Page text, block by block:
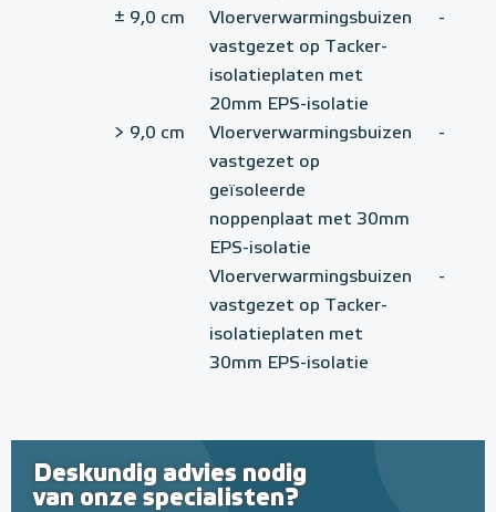
± 9,0 cm
Vloerverwarmingsbuizen
vastgezet op Tacker-
isolatieplaten met
20mm EPS-isolatie
-
> 9,0 cm
Vloerverwarmingsbuizen
vastgezet op
geïsoleerde
noppenplaat met 30mm
EPS-isolatie
-
Vloerverwarmingsbuizen
vastgezet op Tacker-
isolatieplaten met
30mm EPS-isolatie
-
Deskundig advies nodig
van onze specialisten?